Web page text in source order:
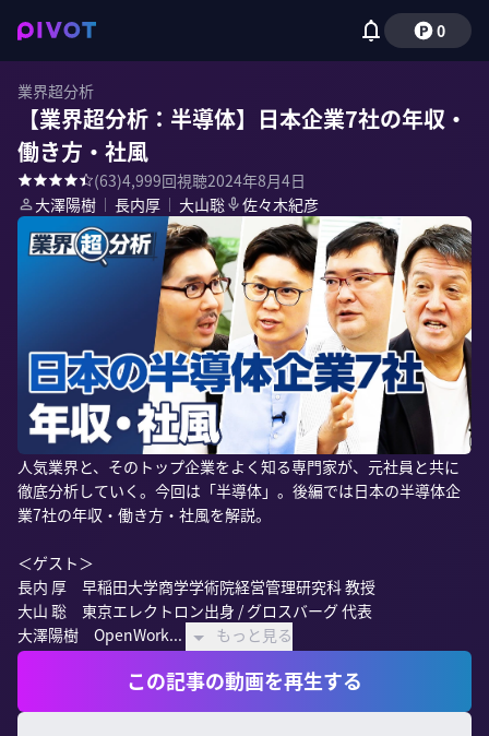
0
業界超分析
【業界超分析：半導体】日本企業7社の年収・
働き方・社風
(63)4,999回視聴2024年8月4日
大澤陽樹 ｜ 長内厚 ｜ 大山聡 佐々木紀彦
人気業界と、そのトップ企業をよく知る専門家が、元社員と共に
徹底分析していく。今回は「半導体」。後編では日本の半導体企
業7社の年収・働き方・社風を解説。
＜ゲスト＞
長内 厚　早稲田大学商学学術院経営管理研究科 教授
大山 聡　東京エレクトロン出身 / グロスバーグ 代表
大澤陽樹　OpenWork...
もっと見る
この記事の動画を再生する